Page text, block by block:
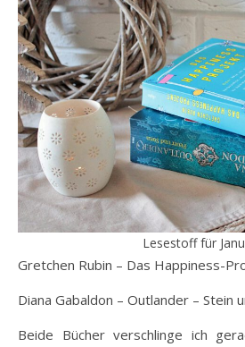
Lesestoff für
Gretchen Rubin – Das Happiness-
Diana Gabaldon – Outlander – Stein
Beide Bücher verschlinge ich